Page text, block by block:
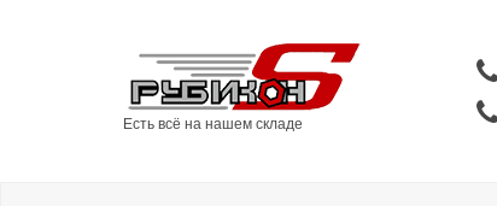
Есть всё на нашем складе